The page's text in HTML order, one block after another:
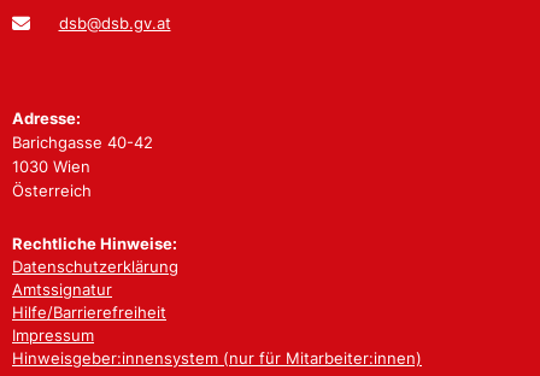
dsb@dsb.gv.at
Adresse:
Barichgasse 40-42
1030 Wien
Österreich
Rechtliche Hinweise:
Datenschutzerklärung
Amtssignatur
Hilfe/Barrierefreiheit
Impressum
Hinweisgeber:innensystem (nur für Mitarbeiter:innen)